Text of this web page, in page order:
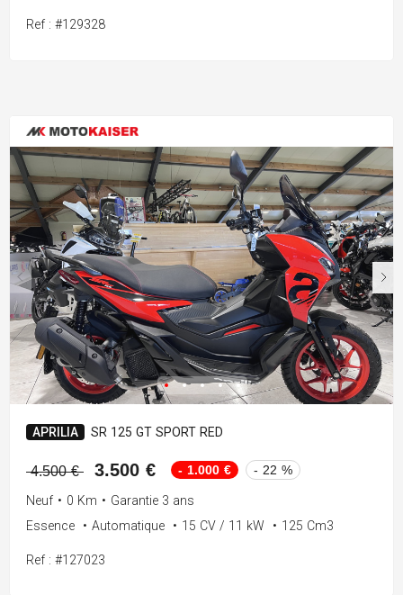
Ref : #129328
APRILIA SR 125 GT SPORT RED
4.500 € 3.500 € - 1.000 € - 22 %
Neuf • 0 Km • Garantie 3 ans
Essence
• Automatique • 15 CV / 11 kW • 125 Cm3
Ref : #127023